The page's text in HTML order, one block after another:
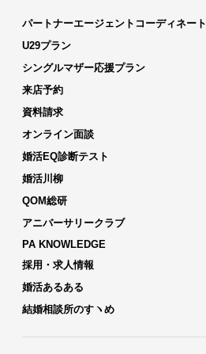
パートナーエージェントコーディネート
U29プラン
シングルマザー応援プラン
来店予約
資料請求
オンライン面談
婚活EQ診断テスト
婚活川柳
QOM総研
アニバーサリークラブ
PA KNOWLEDGE
採用・求人情報
婚活あるある
結婚相談所のすヽめ